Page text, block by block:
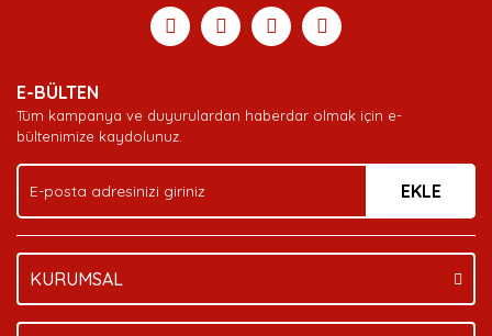
Yorum Yaz
Soru Sor
Görüş ve önerileriniz için teşekkür ederiz.
Ürün açıklamasında eksik bilgiler bulunuyor.
Ürün bilgilerinde hatalar bulunuyor.
Bu ürüne benzer farklı alternatifler olmalı.
Deneyimini Paylaş
E-BÜLTEN
Tüm kampanya ve duyurulardan haberdar olmak için e-
bültenimize kaydolunuz.
EKLE
KURUMSAL